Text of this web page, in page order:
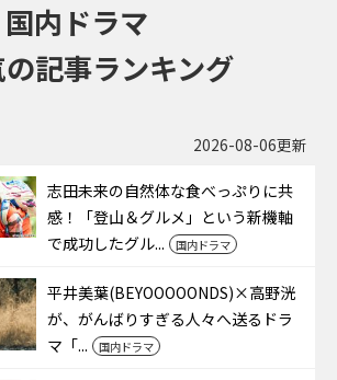
国内ドラマ
記事ランキング
2026-08-06更新
志田未来の自然体な食べっぷりに共
感！「登山＆グルメ」という新機軸
で成功したグル...
国内ドラマ
平井美葉(BEYOOOOONDS)×高野洸
が、がんばりすぎる人々へ送るドラ
マ「...
国内ドラマ